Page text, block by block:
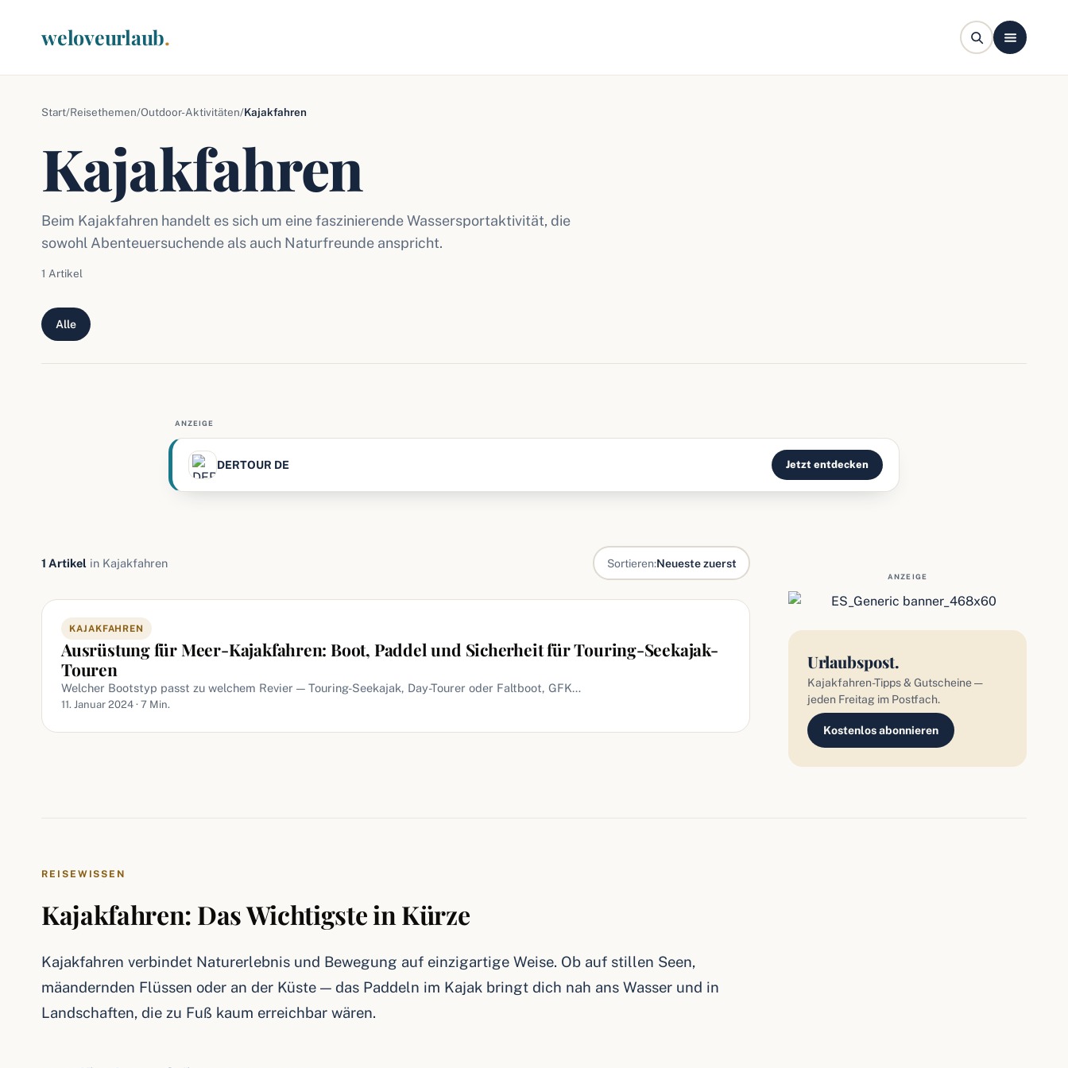
weloveurlaub.
Start/Reisethemen/Outdoor-Aktivitäten/Kajakfahren
Kajakfahren
Beim Kajakfahren handelt es sich um eine faszinierende Wassersportaktivität, die
sowohl Abenteuersuchende als auch Naturfreunde anspricht.
1 Artikel
Alle
ANZEIGE
DERTOUR DE Jetzt entdecken
1 Artikel in Kajakfahren Sortieren:Neueste zuerst
Artikel in Kajakfahren
KAJAKFAHREN
Ausrüstung für Meer-Kajakfahren: Boot, Paddel und Sicherheit für Touring-Seekajak-
Touren
Welcher Bootstyp passt zu welchem Revier — Touring-Seekajak, Day-Tourer oder Faltboot, GFK…
11. Januar 2024 · 7 Min.
ANZEIGE
Urlaubspost.
Kajakfahren-Tipps & Gutscheine —
jeden Freitag im Postfach.
Kostenlos abonnieren
REISEWISSEN
Kajakfahren: Das Wichtigste in Kürze
Kajakfahren verbindet Naturerlebnis und Bewegung auf einzigartige Weise. Ob auf stillen Seen,
mäandernden Flüssen oder an der Küste — das Paddeln im Kajak bringt dich nah ans Wasser und in
Landschaften, die zu Fuß kaum erreichbar wären.